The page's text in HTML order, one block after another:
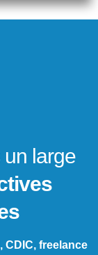
large
CDIC, freelance